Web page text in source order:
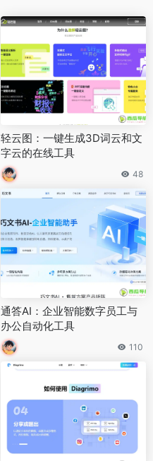
轻云图：一键生成3D词云和文
字云的在线工具
48
通答AI：企业智能数字员工与
办公自动化工具
110